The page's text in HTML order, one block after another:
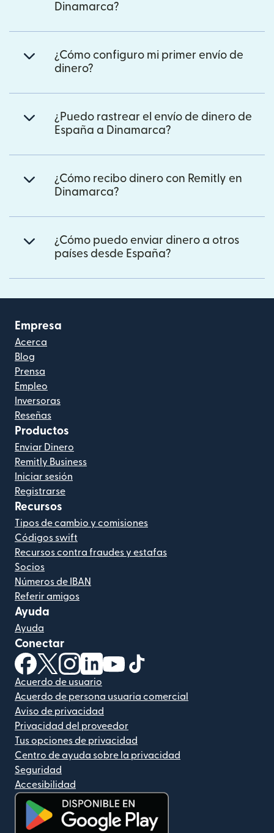
Dinamarca?
¿Cómo configuro mi primer envío de
dinero?
¿Puedo rastrear el envío de dinero de
España a Dinamarca?
¿Cómo recibo dinero con Remitly en
Dinamarca?
¿Cómo puedo enviar dinero a otros
países desde España?
Empresa
Acerca
Blog
Prensa
Empleo
Inversoras
Reseñas
Productos
Enviar Dinero
Remitly Business
Iniciar sesión
Registrarse
Recursos
Tipos de cambio y comisiones
Códigos swift
Recursos contra fraudes y estafas
Socios
Números de IBAN
Referir amigos
Ayuda
Ayuda
Conectar
(se abre en una ventana nueva)
(se abre en una ventana nueva)
(se abre en una ventana nueva)
(se abre en una ventana nueva)
(se abre en una ventana nueva)
Acuerdo de usuario
Acuerdo de persona usuaria comercial
Aviso de privacidad
Privacidad del proveedor
Tus opciones de privacidad
Centro de ayuda sobre la privacidad
Seguridad
Accesibilidad